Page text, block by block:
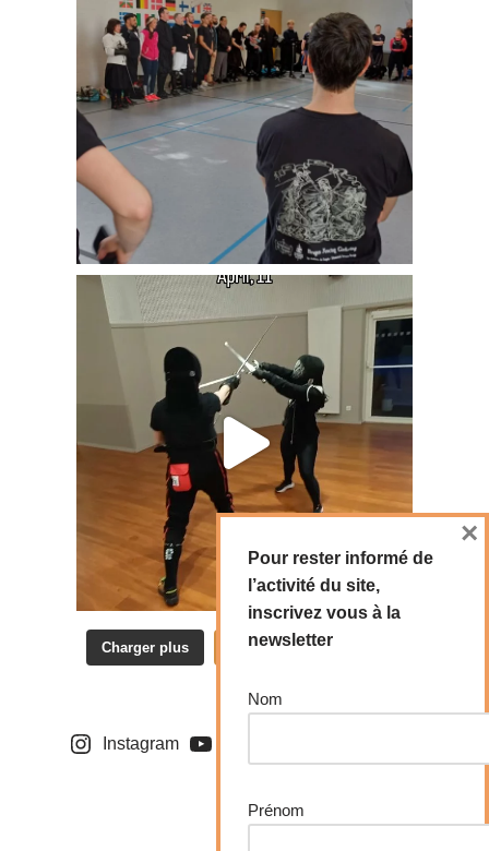
Charger plus Suivre sur Instagram
Instagram
Pour rester informé de
l’activité du site,
inscrivez vous à la
newsletter
Nom
Prénom
×